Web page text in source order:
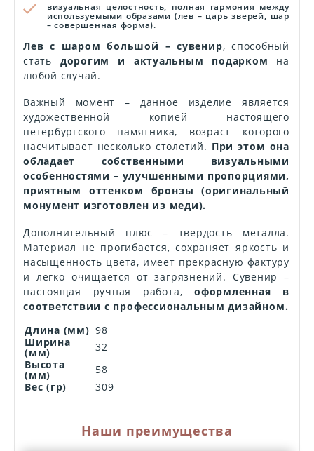
визуальная целостность, полная гармония между
используемыми образами (лев – царь зверей, шар
– совершенная форма).
Лев с шаром большой – сувенир, способный
стать дорогим и актуальным подарком на
любой случай.
Важный момент – данное изделие является
художественной копией настоящего
петербургского памятника, возраст которого
насчитывает несколько столетий. При этом она
обладает собственными визуальными
особенностями – улучшенными пропорциями,
приятным оттенком бронзы (оригинальный
монумент изготовлен из меди).
Дополнительный плюс – твердость металла.
Материал не прогибается, сохраняет яркость и
насыщенность цвета, имеет прекрасную фактуру
и легко очищается от загрязнений. Сувенир –
настоящая ручная работа,оформленная в
соответствии с профессиональным дизайном.
Длина (мм) 98
Ширина
(мм)
32
Высота
(мм)
58
Вес (гр)
309
Наши преимущества